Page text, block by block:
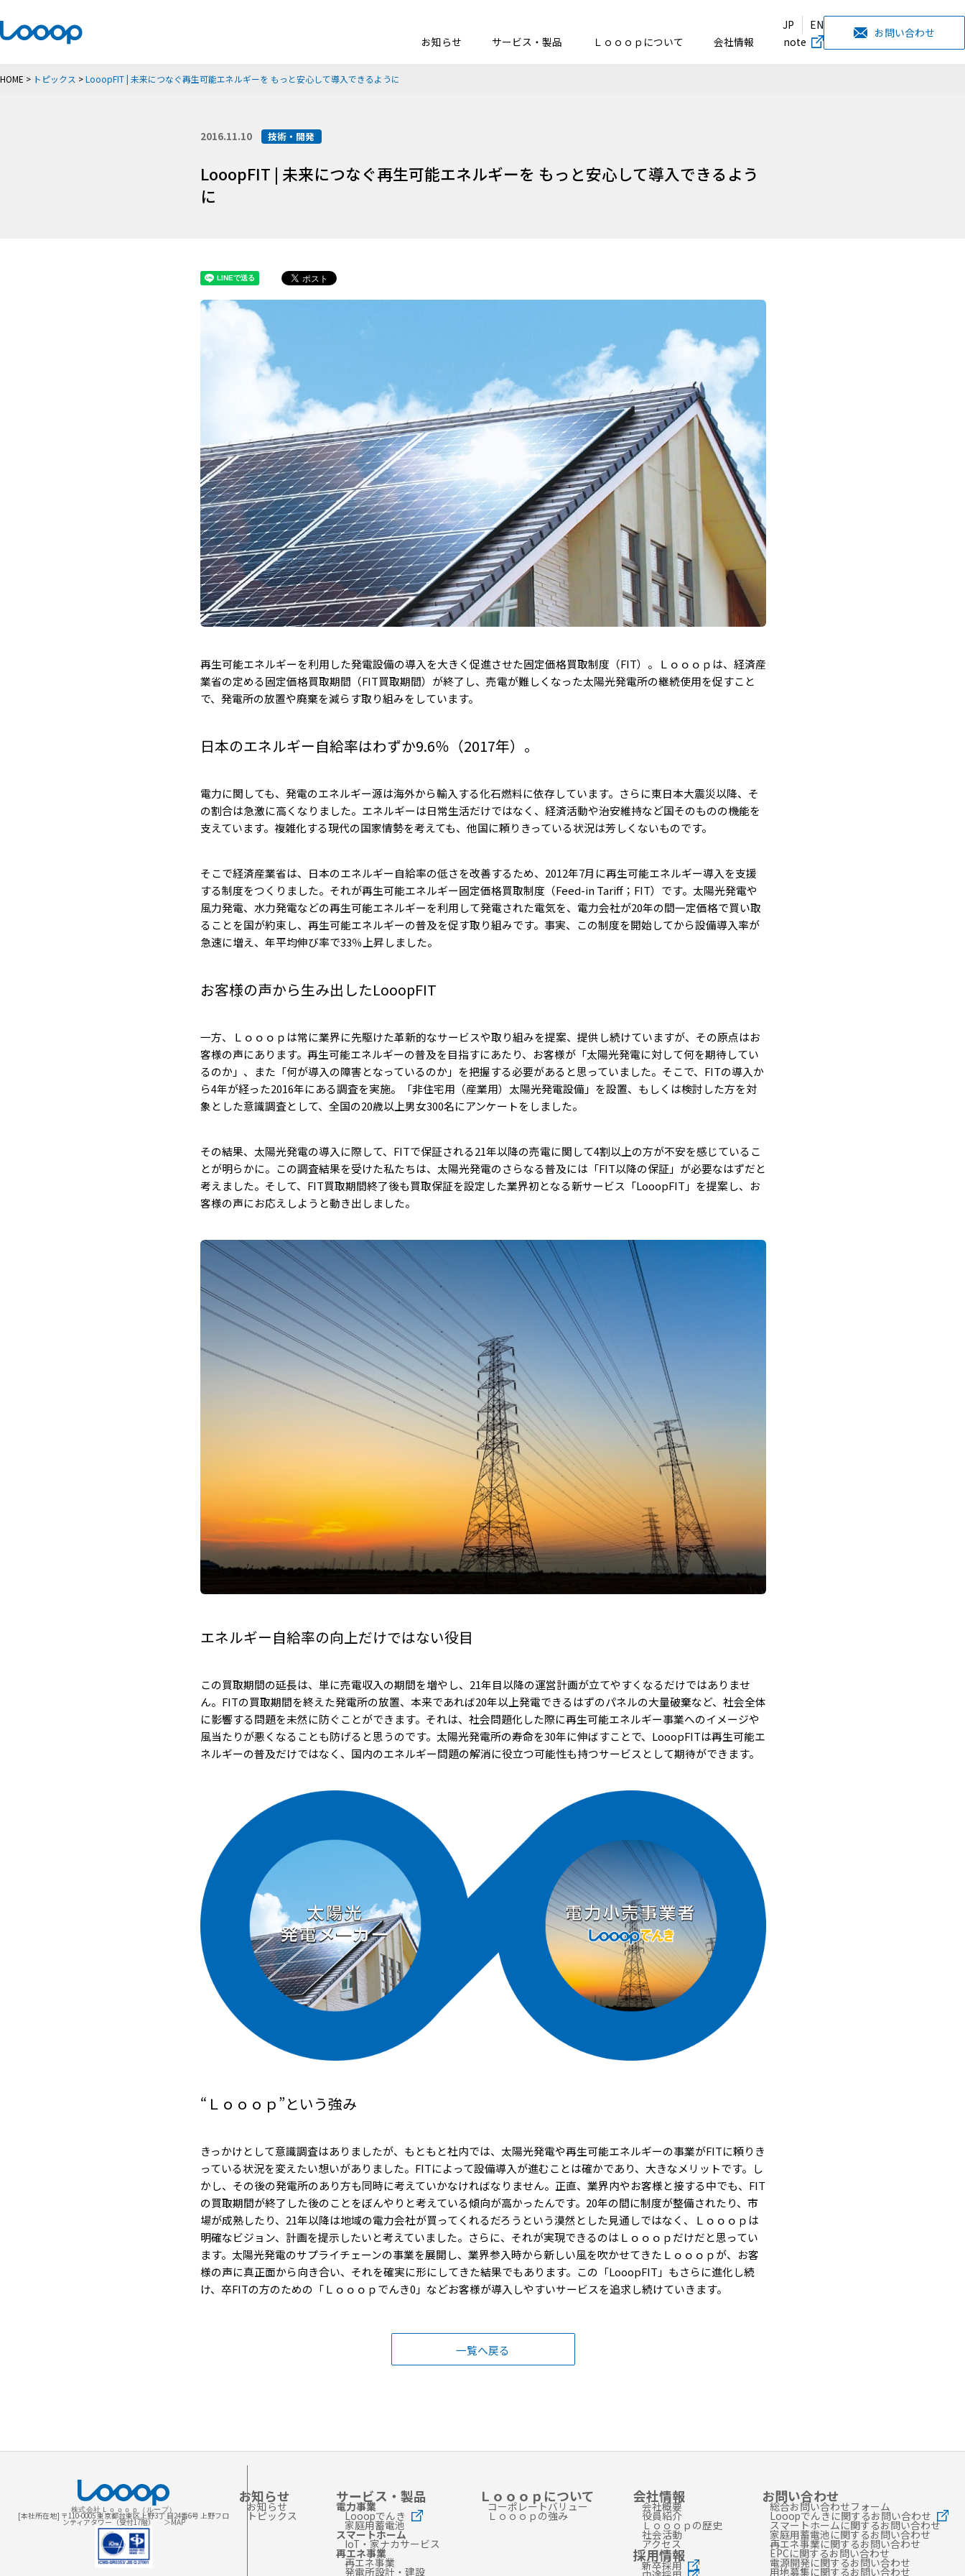
JP
EN
お知らせ
サービス・製品 Ｌｏｏｏｐについて 会社情報 note
お問い合わせ
HOME > トピックス >LooopFIT | 未来につなぐ再生可能エネルギーを もっと安心して導入できるように
2016.11.10 技術・開発
LooopFIT | 未来につなぐ再生可能エネルギーを もっと安心して導入できるよう
に
再生可能エネルギーを利用した発電設備の導入を大きく促進させた固定価格買取制度（FIT）。Ｌｏｏｏｐは、経済産
業省の定める固定価格買取期間（FIT買取期間）が終了し、売電が難しくなった太陽光発電所の継続使用を促すこと
で、発電所の放置や廃棄を減らす取り組みをしています。
日本のエネルギー自給率はわずか9.6％（2017年）。
電力に関しても、発電のエネルギー源は海外から輸入する化石燃料に依存しています。さらに東日本大震災以降、そ
の割合は急激に高くなりました。エネルギーは日常生活だけではなく、経済活動や治安維持など国そのものの機能を
支えています。複雑化する現代の国家情勢を考えても、他国に頼りきっている状況は芳しくないものです。
そこで経済産業省は、日本のエネルギー自給率の低さを改善するため、2012年7月に再生可能エネルギー導入を支援
する制度をつくりました。それが再生可能エネルギー固定価格買取制度（Feed-in Tariff；FIT）です。太陽光発電や
風力発電、水力発電などの再生可能エネルギーを利用して発電された電気を、電力会社が20年の間一定価格で買い取
ることを国が約束し、再生可能エネルギーの普及を促す取り組みです。事実、この制度を開始してから設備導入率が
急速に増え、年平均伸び率で33％上昇しました。
お客様の声から生み出したLooopFIT
一方、Ｌｏｏｏｐは常に業界に先駆けた革新的なサービスや取り組みを提案、提供し続けていますが、その原点はお
客様の声にあります。再生可能エネルギーの普及を目指すにあたり、お客様が「太陽光発電に対して何を期待してい
るのか」、また「何が導入の障害となっているのか」を把握する必要があると思っていました。そこで、FITの導入か
ら4年が経った2016年にある調査を実施。「非住宅用（産業用）太陽光発電設備」を設置、もしくは検討した方を対
象とした意識調査として、全国の20歳以上男女300名にアンケートをしました。
その結果、太陽光発電の導入に際して、FITで保証される21年以降の売電に関して4割以上の方が不安を感じているこ
とが明らかに。この調査結果を受けた私たちは、太陽光発電のさらなる普及には「FIT以降の保証」が必要なはずだと
考えました。そして、FIT買取期間終了後も買取保証を設定した業界初となる新サービス「LooopFIT」を提案し、お
客様の声にお応えしようと動き出しました。
エネルギー自給率の向上だけではない役目
この買取期間の延長は、単に売電収入の期間を増やし、21年目以降の運営計画が立てやすくなるだけではありませ
ん。FITの買取期間を終えた発電所の放置、本来であれば20年以上発電できるはずのパネルの大量破棄など、社会全体
に影響する問題を未然に防ぐことができます。それは、社会問題化した際に再生可能エネルギー事業へのイメージや
風当たりが悪くなることも防げると思うのです。太陽光発電所の寿命を30年に伸ばすことで、LooopFITは再生可能エ
ネルギーの普及だけではなく、国内のエネルギー問題の解消に役立つ可能性も持つサービスとして期待ができます。
“Ｌｏｏｏｐ”という強み
きっかけとして意識調査はありましたが、もともと社内では、太陽光発電や再生可能エネルギーの事業がFITに頼りき
っている状況を変えたい想いがありました。FITによって設備導入が進むことは確かであり、大きなメリットです。し
かし、その後の発電所のあり方も同時に考えていかなければなりません。正直、業界内やお客様と接する中でも、FIT
の買取期間が終了した後のことをぼんやりと考えている傾向が高かったんです。20年の間に制度が整備されたり、市
場が成熟したり、21年以降は地域の電力会社が買ってくれるだろうという漠然とした見通しではなく、Ｌｏｏｏｐは
明確なビジョン、計画を提示したいと考えていました。さらに、それが実現できるのはＬｏｏｏｐだけだと思ってい
ます。太陽光発電のサプライチェーンの事業を展開し、業界参入時から新しい風を吹かせてきたＬｏｏｏｐが、お客
様の声に真正面から向き合い、それを確実に形にしてきた結果でもあります。この「LooopFIT」もさらに進化し続
け、卒FITの方のための「Ｌｏｏｏｐでんき0」などお客様が導入しやすいサービスを追求し続けていきます。
一覧へ戻る
株式会社Ｌｏｏｏｐ（ループ）
[本社所在地] 〒110-0005 東京都台東区上野3丁 目24番6号 上野フロ
ンティアタワー（受付17階） ＞MAP
お知らせ
お知らせ
トピックス
サービス・製品
電力事業
Looopでんき
家庭用蓄電池
スマートホーム
IoT・家ナカサービス
再エネ事業
再エネ事業
発電所設計・建設
Ｌｏｏｏｐについて
コーポレートバリュー
Ｌｏｏｏｐの強み
会社情報
会社概要
役員紹介
Ｌｏｏｏｐの歴史
社会活動
アクセス
採用情報
新卒採用
お問い合わせ
総合お問い合わせフォーム
Looopでんきに関するお問い合わせ
スマートホームに関するお問い合わせ
家庭用蓄電池に関するお問い合わせ
再エネ事業に関するお問い合わせ
EPCに関するお問い合わせ
電源開発に関するお問い合わせ
用地募集に関するお問い合わせ